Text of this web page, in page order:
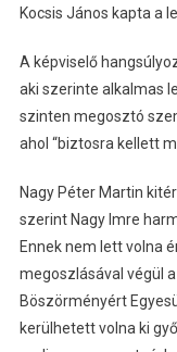
Kocsis János kapta a
A képviselő
aki szerinte alkalmas
szinten megosztó
ahol “biztosra kellett
Nagy Péter Martin
szerint Nagy Imre
Ennek nem lett volna
megoszlásával végül
Böszörményért
kerülhetett volna ki